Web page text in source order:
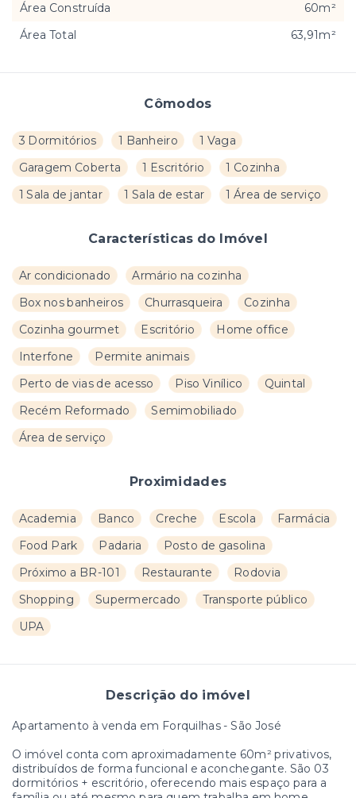
Cômodos
3 Dormitórios 1 Banheiro
1 Vaga
Garagem Coberta
1 Escritório
1 Cozinha
1 Sala de jantar
1 Sala de estar 1 Área de serviço
Características do Imóvel
Ar condicionado
Armário na cozinha
Box nos banheiros
Churrasqueira
Cozinha
Cozinha gourmet
Escritório
Home office
Interfone
Permite animais
Perto de vias de acesso
Piso Vinílico
Quintal
Recém Reformado
Semimobiliado
Área de serviço
Proximidades
Academia Banco Creche Escola
Farmácia
Food Park
Padaria
Posto de gasolina
Próximo a BR-101
Restaurante
Rodovia
Shopping
Supermercado
Transporte público
UPA
Descrição do imóvel
Apartamento à venda em Forquilhas - São José
O imóvel conta com aproximadamente 60m² privativos,
distribuídos de forma funcional e aconchegante. São 03
dormitórios + escritório, oferecendo mais espaço para a
Área Construída
60m²
Área Total
63,91m²